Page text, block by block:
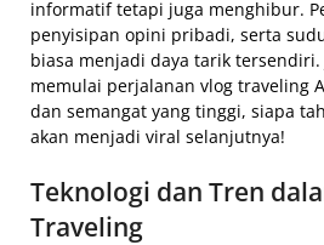
informatif tetapi juga menghibur.
penyisipan opini pribadi, serta
biasa menjadi daya tarik
memulai perjalanan vlog traveling
dan semangat yang tinggi, siapa
akan menjadi viral selanjutnya!
Teknologi dan Tren
Traveling